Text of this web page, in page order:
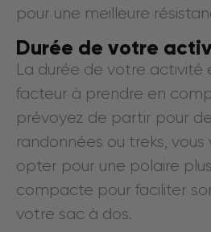
pour une meilleure
Durée de votre
La durée de votre activité
facteur à prendre en
prévoyez de partir pour
randonnées ou treks,
opter pour une polaire
compacte pour faciliter
votre sac à dos.